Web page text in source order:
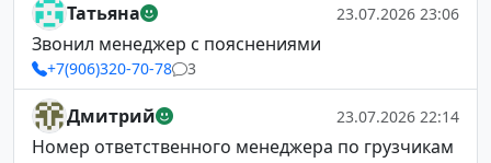
Татьяна 23.07.2026 23:06
Звонил менеджер с пояснениями
+7(906)320-70-78 3
Дмитрий 23.07.2026 22:14
Номер ответственного менеджера по грузчикам